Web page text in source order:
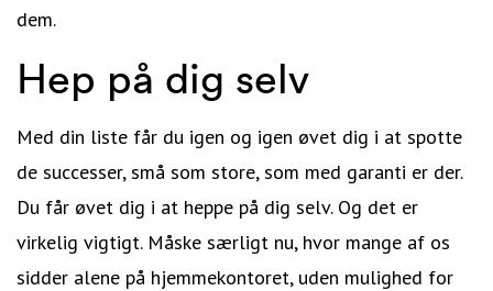
dem.
Hep på dig selv
Med din liste får du igen og igen øvet dig i at spotte
de successer, små som store, som med garanti er der.
Du får øvet dig i at heppe på dig selv. Og det er
virkelig vigtigt. Måske særligt nu, hvor mange af os
sidder alene på hjemmekontoret, uden mulighed for